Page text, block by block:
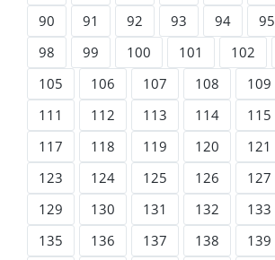
90
91 92 93 94 95
98
99 100 101 102
105
106 107 108 109
111
112 113 114 115
117
118 119 120 121
123
124 125 126 127
129
130 131 132 133
135
136 137 138 139